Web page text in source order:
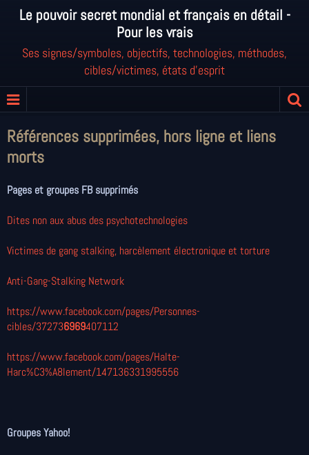
Le pouvoir secret mondial et français en détail -
Pour les vrais
Ses signes/symboles, objectifs, technologies, méthodes,
cibles/victimes, états d'esprit
Références supprimées, hors ligne et liens
morts
Pages et groupes FB supprimés
Dites non aux abus des psychotechnologies
Victimes de gang stalking, harcèlement électronique et torture
Anti-Gang-Stalking Network
https://www.facebook.com/pages/Personnes-
cibles/372736969407112
https://www.facebook.com/pages/Halte-
Harc%C3%A8lement/147136331995556
Groupes Yahoo!